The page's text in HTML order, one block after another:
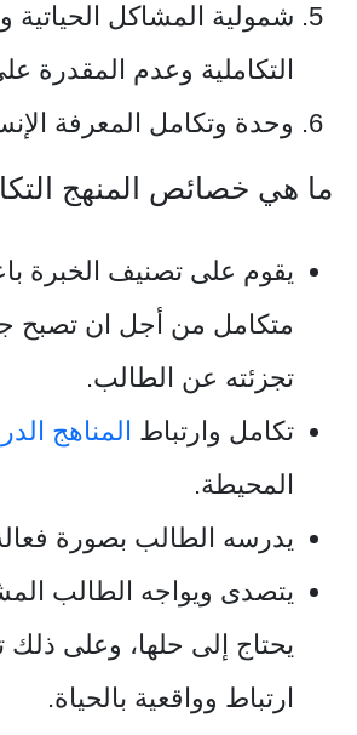
شمولية المشاكل الحياتية
التكاملية وعدم المقدرة
وحدة وتكامل المعرفة
ما هي خصائص المنهج
يقوم على تصنيف الخبرة
متكامل من أجل ان تصبح
تجزئته عن الطالب.
تكامل وارتباط المناهج
المحيطة.
يدرسه الطالب بصورة
يتصدى ويواجه الطالب
يحتاج إلى حلها، وعلى ذلك
ارتباط وواقعية بالحياة.